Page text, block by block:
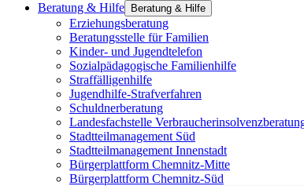
Beratung & Hilfe Beratung & Hilfe
Erziehungsberatung
Beratungsstelle für Familien
Kinder- und Jugendtelefon
Sozialpädagogische Familienhilfe
Straffälligenhilfe
Jugendhilfe-Strafverfahren
Schuldnerberatung
Landesfachstelle
Stadtteilmanagement Süd
Stadtteilmanagement Innenstadt
Bürgerplattform Chemnitz-Mitte
Bürgerplattform Chemnitz-Süd